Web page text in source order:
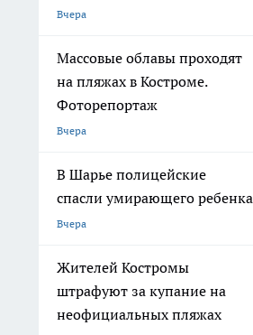
Вчера
Массовые облавы проходят
на пляжах в Костроме.
Фоторепортаж
Вчера
В Шарье полицейские
спасли умирающего ребенка
Вчера
Жителей Костромы
штрафуют за купание на
неофициальных пляжах